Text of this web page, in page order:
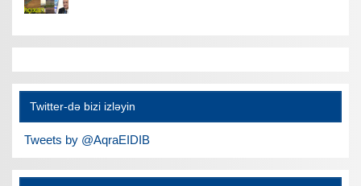
Twitter-də bizi izləyin
Tweets by @AqraEIDIB